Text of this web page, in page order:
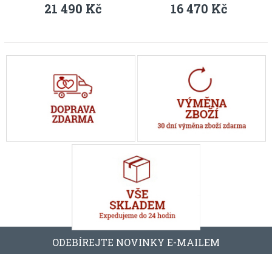
21 490 Kč 16 470 Kč
ODEBÍREJTE NOVINKY E-MAILEM